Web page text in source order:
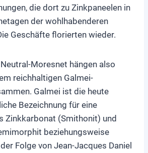
die dort zu Zinkpaneelen in
der wohlhabenderen
Geschäfte florierten wieder.
Moresnet hängen also
reichhaltigen Galmei-
Galmei ist die heute
Bezeichnung für eine
Zinkkarbonat (Smithonit) und
beziehungsweise
Folge von Jean-Jacques Daniel